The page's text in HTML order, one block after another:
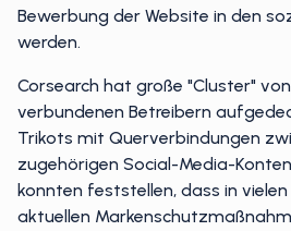
Bewerbung der Website in den
werden.
Corsearch hat große "Cluster"
verbundenen Betreibern
Trikots mit Querverbindungen
zugehörigen Social-Media-
konnten feststellen, dass in
aktuellen